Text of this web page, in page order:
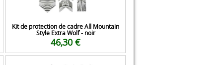
Kit de protection de cadre All Mountain
Style Extra Wolf - noir
46,30 €